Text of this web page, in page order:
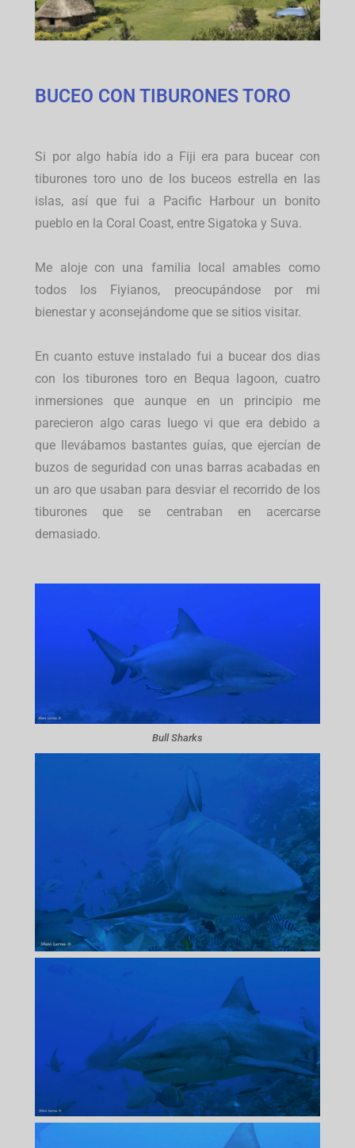
BUCEO CON TIBURONES TORO
Si por algo había ido a Fiji era para bucear con
tiburones toro uno de los buceos estrella en las
islas, así que fui a Pacific Harbour un bonito
pueblo en la Coral Coast, entre Sigatoka y Suva.
Me aloje con una familia local amables como
todos los Fiyianos, preocupándose por mi
bienestar y aconsejándome que se sitios visitar.
En cuanto estuve instalado fui a bucear dos dias
con los tiburones toro en Bequa lagoon, cuatro
inmersiones que aunque en un principio me
parecieron algo caras luego vi que era debido a
que llevábamos bastantes guías, que ejercían de
buzos de seguridad con unas barras acabadas en
un aro que usaban para desviar el recorrido de los
tiburones que se centraban en acercarse
demasiado.
Bull Sharks